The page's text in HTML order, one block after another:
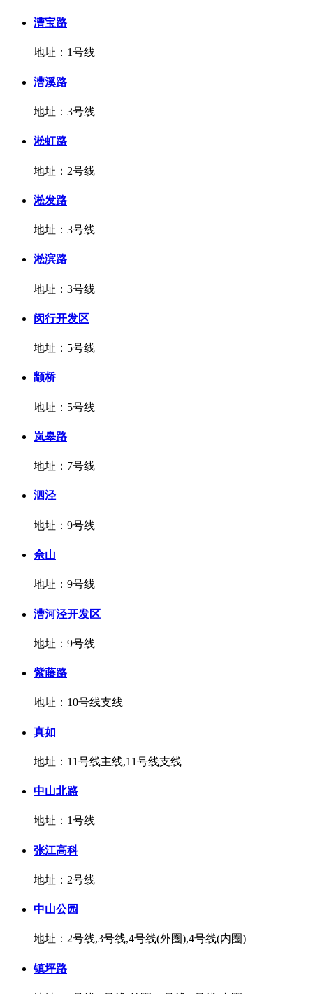
漕宝路
地址：1号线
漕溪路
地址：3号线
淞虹路
地址：2号线
淞发路
地址：3号线
淞滨路
地址：3号线
闵行开发区
地址：5号线
颛桥
地址：5号线
岚皋路
地址：7号线
泗泾
地址：9号线
佘山
地址：9号线
漕河泾开发区
地址：9号线
紫藤路
地址：10号线支线
真如
地址：11号线主线,11号线支线
中山北路
地址：1号线
张江高科
地址：2号线
中山公园
地址：2号线,3号线,4号线(外圈),4号线(内圈)
镇坪路